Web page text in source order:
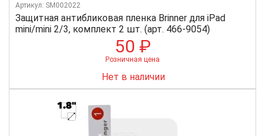
Защитная антибликовая пленка Brinner для iPad
mini/mini 2/3, комплект 2 шт. (арт. 466-9054)
Артикул: SM002022
50 ₽
Розничная цена
Нет в наличии